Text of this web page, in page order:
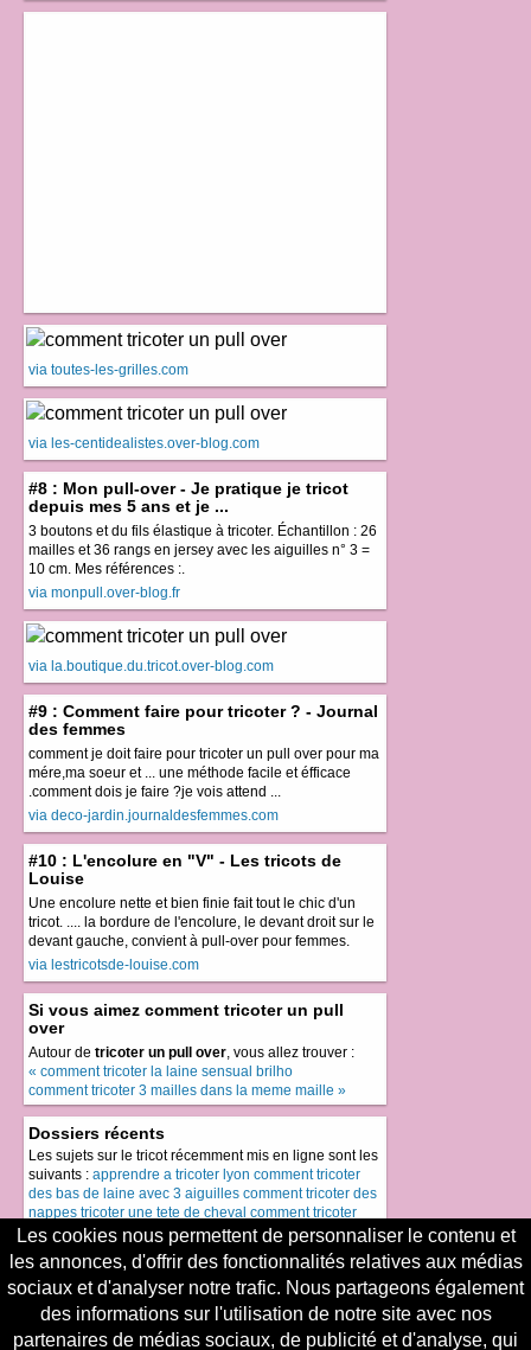
via toutes-les-grilles.com
via les-centidealistes.over-blog.com
#8 : Mon pull-over - Je pratique je tricot
depuis mes 5 ans et je ...
3 boutons et du fils élastique à tricoter. Échantillon : 26
mailles et 36 rangs en jersey avec les aiguilles n° 3 =
10 cm. Mes références :.
via monpull.over-blog.fr
via la.boutique.du.tricot.over-blog.com
#9 : Comment faire pour tricoter ? - Journal
des femmes
comment je doit faire pour tricoter un pull over pour ma
mére,ma soeur et ... une méthode facile et éfficace
.comment dois je faire ?je vois attend ...
via deco-jardin.journaldesfemmes.com
#10 : L'encolure en "V" - Les tricots de
Louise
Une encolure nette et bien finie fait tout le chic d'un
tricot. .... la bordure de l'encolure, le devant droit sur le
devant gauche, convient à pull-over pour femmes.
via lestricotsde-louise.com
Si vous aimez comment tricoter un pull
over
Autour de tricoter un pull over , vous allez trouver :
« comment tricoter la laine sensual brilho
comment tricoter 3 mailles dans la meme maille »
Dossiers récents
Les sujets sur le tricot récemment mis en ligne sont les
suivants : apprendre a tricoter lyon comment tricoter
des bas de laine avec 3 aiguilles comment tricoter des
nappes tricoter une tete de cheval comment tricoter
echarpe a volant
Le meilleur du tricot
Le top du tricot, les sujets les plus demandés sont
comment tricoter la laine phildar tango, suivis de près
parcomment tricoter laine tango phildar,apprendre a
Les cookies nous permettent de personnaliser le contenu et
les annonces, d'offrir des fonctionnalités relatives aux médias
sociaux et d'analyser notre trafic. Nous partageons également
des informations sur l'utilisation de notre site avec nos
partenaires de médias sociaux, de publicité et d'analyse, qui